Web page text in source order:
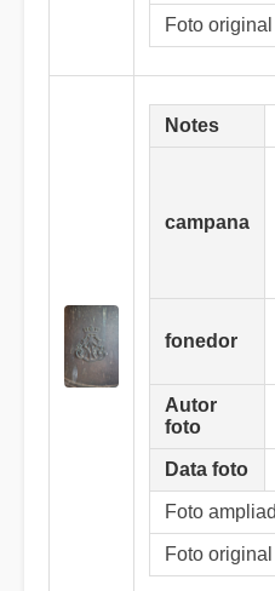
Foto original
Notes
campana
fonedor
Autor
foto
Data foto
Foto
Foto original